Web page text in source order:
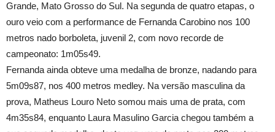
Grande, Mato Grosso do Sul. Na segunda de quatro etapas, o
ouro veio com a performance de Fernanda Carobino nos 100
metros nado borboleta, juvenil 2, com novo recorde de
campeonato: 1m05s49.
Fernanda ainda obteve uma medalha de bronze, nadando para
5m09s87, nos 400 metros medley. Na versão masculina da
prova, Matheus Louro Neto somou mais uma de prata, com
4m35s84, enquanto Laura Masulino Garcia chegou também a